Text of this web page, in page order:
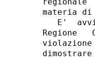
materia
E'
Regione